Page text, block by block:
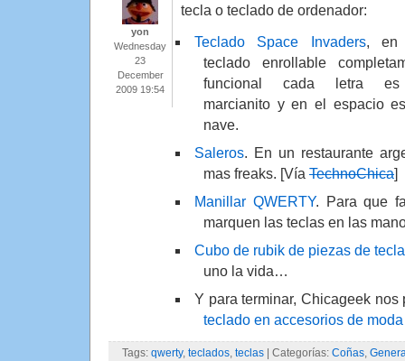
yon
Wednesday
23
December
2009 19:54
tecla o teclado de ordenador:
Teclado Space Invaders, en
teclado enrollable
funcional cada letra
marcianito y en el espacio
nave.
Saleros. En un restaurante
mas freaks. [Vía TechnoChica]
Manillar QWERTY. Para que
marquen las teclas en las
Cubo de rubik de piezas de
uno la vida…
Y para terminar, Chicageek
teclado en accesorios de moda
Tags: qwerty, teclados, teclas | Categorías: Coñas,